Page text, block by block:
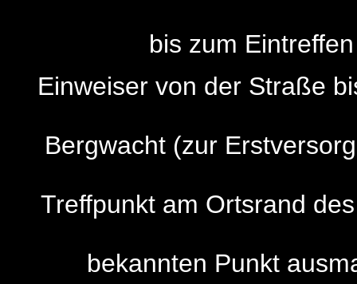
bis zum
Einweiser von der Straße
Bergwacht (zur
Treffpunkt am Ortsrand
bekannten Punkt